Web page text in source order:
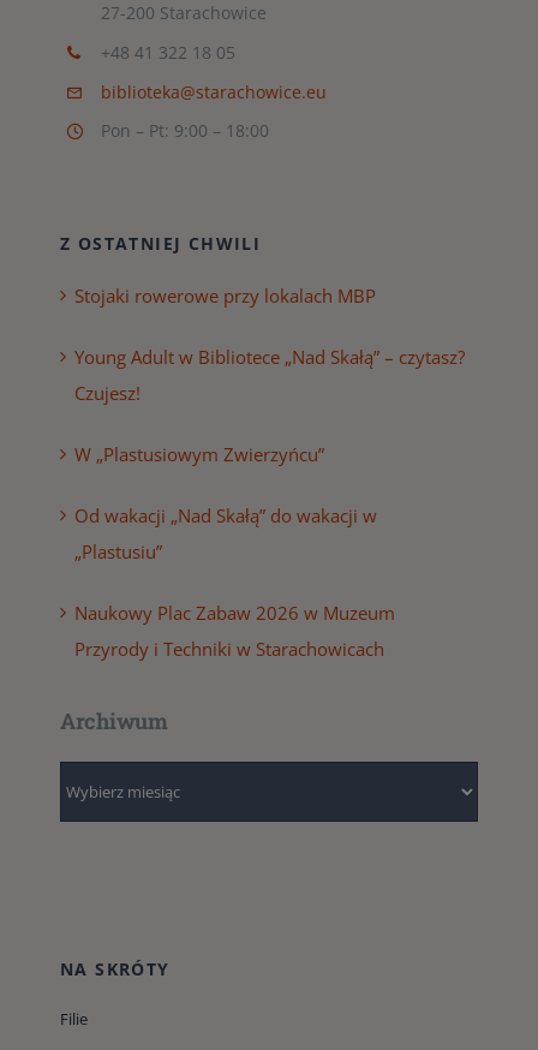
27-200 Starachowice
+48 41 322 18 05
biblioteka@starachowice.eu
Pon – Pt: 9:00 – 18:00
Z OSTATNIEJ CHWILI
Stojaki rowerowe przy lokalach MBP
Young Adult w Bibliotece „Nad Skałą” – czytasz?
Czujesz!
W „Plastusiowym Zwierzyńcu”
Od wakacji „Nad Skałą” do wakacji w
„Plastusiu”
Naukowy Plac Zabaw 2026 w Muzeum
Przyrody i Techniki w Starachowicach
Archiwum
NA SKRÓTY
Filie